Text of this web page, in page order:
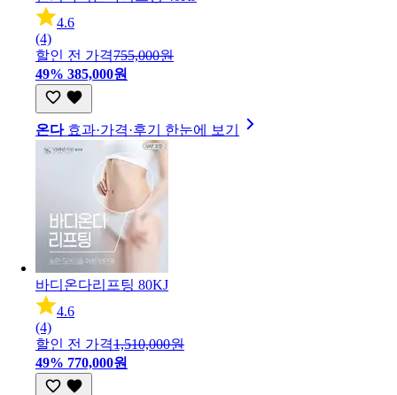
4.6
(4)
할인 전 가격755,000원
49% 385,000원
온다효과·가격·후기 한눈에 보기
바디온다리프팅 80KJ
4.6
(4)
할인 전 가격1,510,000원
49% 770,000원